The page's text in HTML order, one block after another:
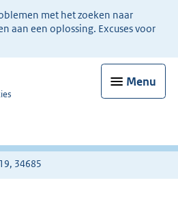
met het zoeken naar
aan een oplossing. Excuses voor
Menu
34685